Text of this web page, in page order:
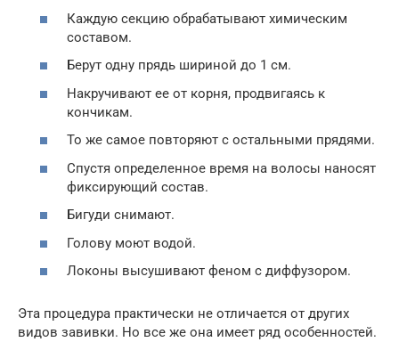
Каждую секцию обрабатывают химическим
составом.
Берут одну прядь шириной до 1 см.
Накручивают ее от корня, продвигаясь к
кончикам.
То же самое повторяют с остальными прядями.
Спустя определенное время на волосы наносят
фиксирующий состав.
Бигуди снимают.
Голову моют водой.
Локоны высушивают феном с диффузором.
Эта процедура практически не отличается от других
видов завивки. Но все же она имеет ряд особенностей.